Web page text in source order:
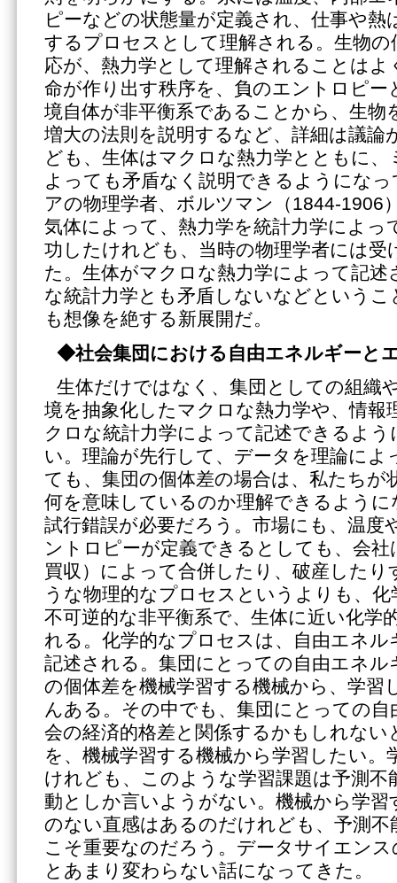
ピーなどの状態量が定義され、仕事や熱
するプロセスとして理解される。生物の
応が、熱力学として理解されることは
命が作り出す秩序を、負のエントロピー
境自体が非平衡系であることから、生物
増大の法則を説明するなど、詳細は議論
ども、生体はマクロな熱力学とともに
よっても矛盾なく説明できるようにな
アの物理学者、ボルツマン（1844-1906
気体によって、熱力学を統計力学によっ
功したけれども、当時の物理学者には受
た。生体がマクロな熱力学によって記
な統計力学とも矛盾しないなどという
も想像を絶する新展開だ。
◆社会集団における自由エネルギーと
生体だけではなく、集団としての組織
境を抽象化したマクロな熱力学や、情報
クロな統計力学によって記述できるよ
い。理論が先行して、データを理論によ
ても、集団の個体差の場合は、私たちが
何を意味しているのか理解できるよう
試行錯誤が必要だろう。市場にも、温度
ントロピーが定義できるとしても、会社
買収）によって合併したり、破産したり
うな物理的なプロセスというよりも、
不可逆的な非平衡系で、生体に近い化学
れる。化学的なプロセスは、自由エネ
記述される。集団にとっての自由エネル
の個体差を機械学習する機械から、学習
んある。その中でも、集団にとっての
会の経済的格差と関係するかもしれない
を、機械学習する機械から学習したい。
けれども、このような学習課題は予測不
動としか言いようがない。機械から学
のない直感はあるのだけれども、予測不
こそ重要なのだろう。データサイエン
とあまり変わらない話になってきた。